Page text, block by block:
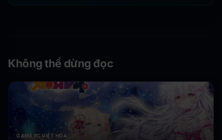
Không thể dừng đọc
GAME PC VIỆT HÓA